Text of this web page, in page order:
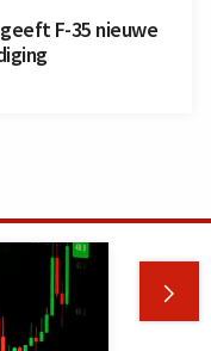
F-35 nieuwe
